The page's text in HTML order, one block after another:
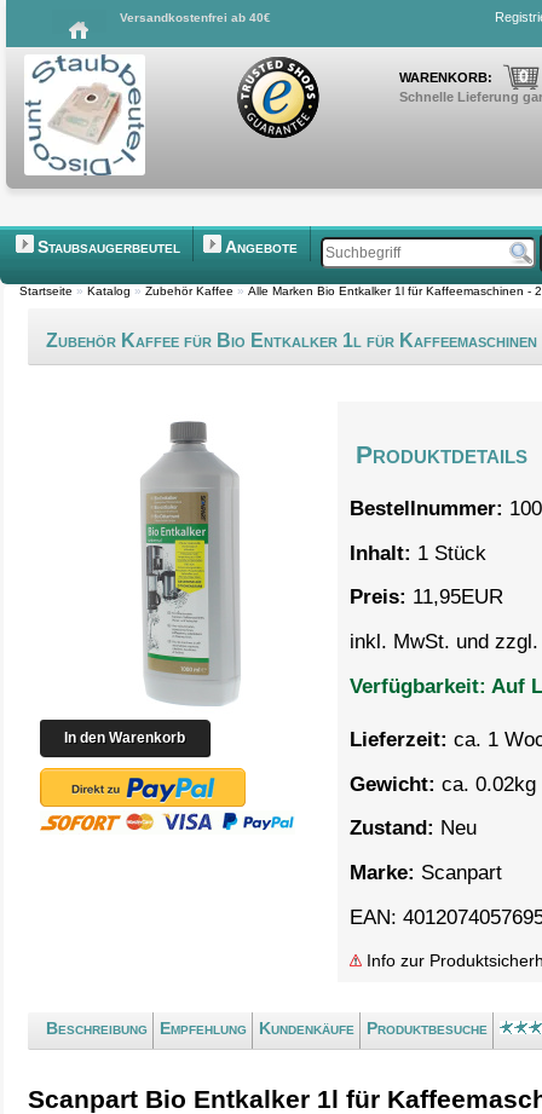
Versandkostenfrei ab 40€
WARENKORB: 0
Schnelle Lieferung
Staubsaugerbeutel Angebote
Startseite » Katalog » Zubehör Kaffee » Alle Marken Bio Entkalker 1l für Kaffeemaschinen -
Zubehör Kaffee für Bio Entkalker 1l für Kaffeemaschinen
Produktdetails
Bestellnummer:
Inhalt: 1 Stück
Preis: 11,95EUR
inkl. MwSt. und
Verfügbarkeit: Auf
Lieferzeit: ca. 1
Gewicht: ca. 0.02kg
Zustand: Neu
Marke: Scanpart
EAN:
Info zur
Beschreibung Empfehlung Kundenkäufe Produktbesuche
Scanpart Bio Entkalker 1l für